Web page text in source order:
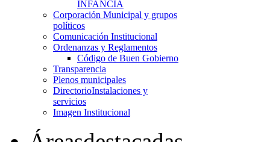
INFANCIA
Corporación Municipal y grupos
políticos
Comunicación Institucional
Ordenanzas y Reglamentos
Código de Buen Gobierno
Transparencia
Plenos municipales
DirectorioInstalaciones y
servicios
Imagen Institucional